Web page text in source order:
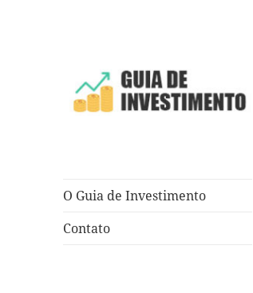
O Guia de Investimento
Contato